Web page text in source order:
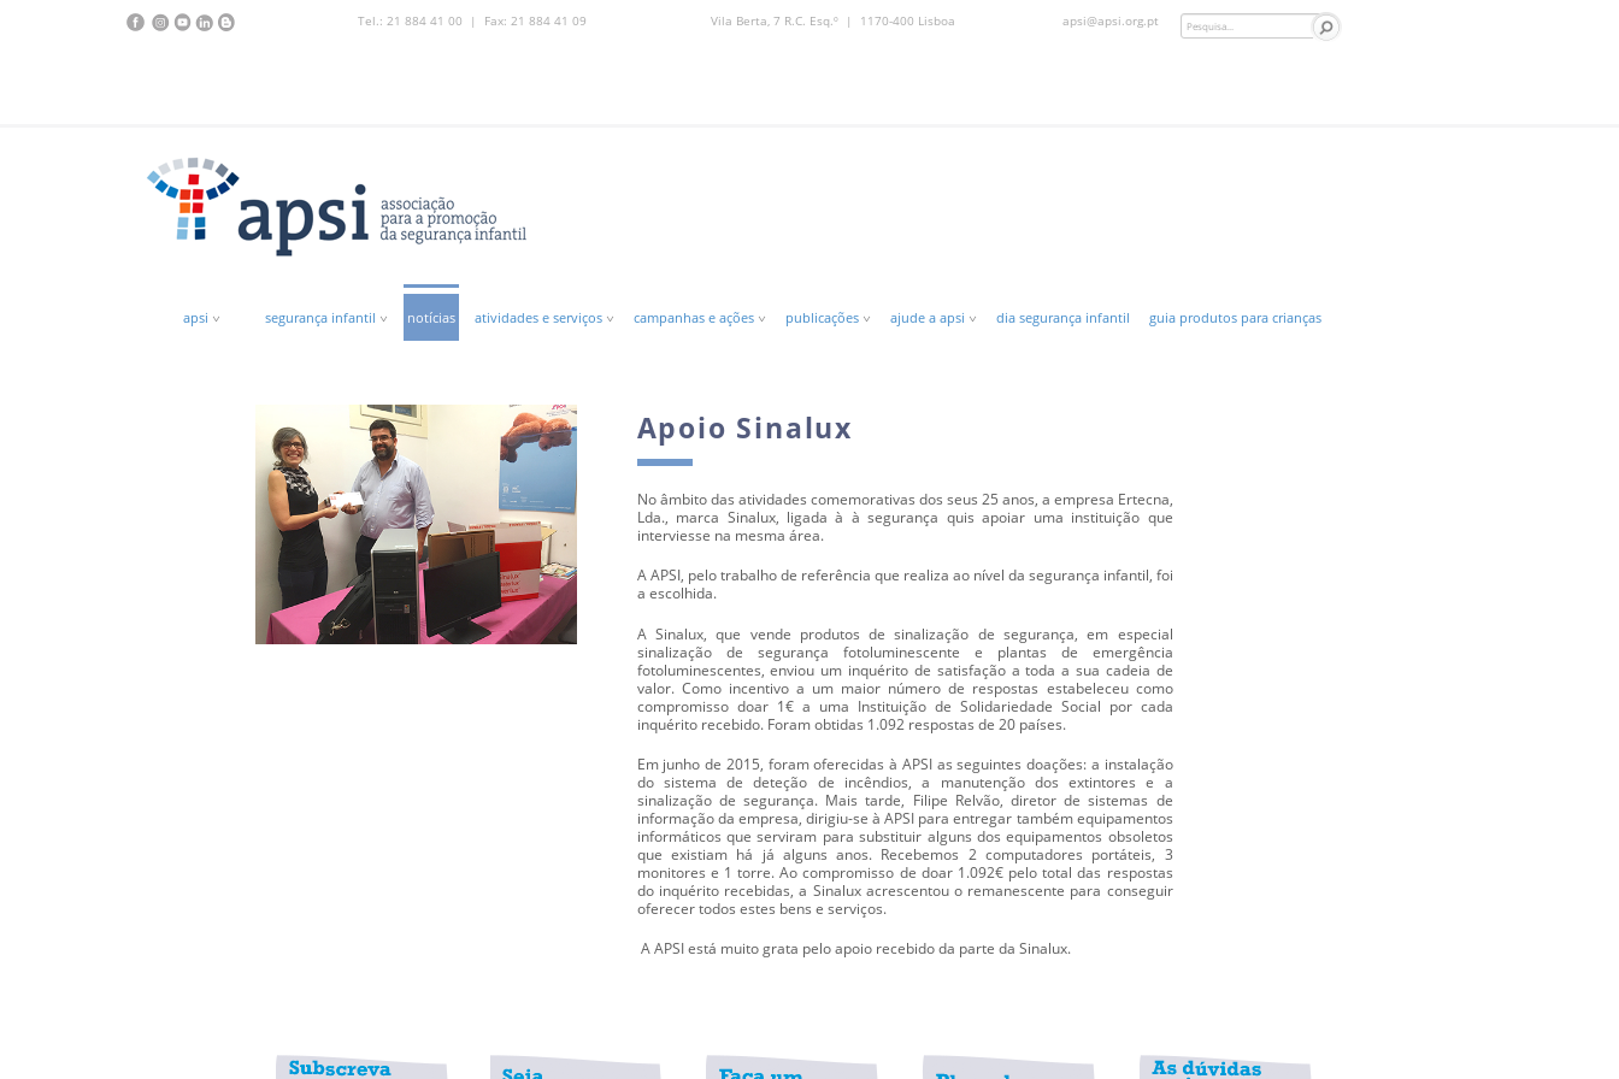
Tel.: 21 884 41 00 | Fax: 21 884 41 09 Vila Berta, 7 R.C. Esq.º | 1170-400 Lisboa apsi@apsi.org.pt
apsi segurança infantil notícias atividades e serviços campanhas e ações publicações ajude a apsi dia segurança infantil guia produtos para crianças
Apoio Sinalux
No âmbito das atividades comemorativas dos seus 25 anos, a empresa Ertecna,
Lda., marca Sinalux, ligada à à segurança quis apoiar uma instituição que
interviesse na mesma área.
A APSI, pelo trabalho de referência que realiza ao nível da segurança infantil, foi
a escolhida.
A Sinalux, que vende produtos de sinalização de segurança, em especial
sinalização de segurança fotoluminescente e plantas de emergência
fotoluminescentes, enviou um inquérito de satisfação a toda a sua cadeia de
valor. Como incentivo a um maior número de respostas estabeleceu como
compromisso doar 1€ a uma Instituição de Solidariedade Social por cada
inquérito recebido. Foram obtidas 1.092 respostas de 20 países.
Em junho de 2015, foram oferecidas à APSI as seguintes doações: a instalação
do sistema de deteção de incêndios, a manutenção dos extintores e a
sinalização de segurança. Mais tarde, Filipe Relvão, diretor de sistemas de
informação da empresa, dirigiu-se à APSI para entregar também equipamentos
informáticos que serviram para substituir alguns dos equipamentos obsoletos
que existiam há já alguns anos. Recebemos 2 computadores portáteis, 3
monitores e 1 torre. Ao compromisso de doar 1.092€ pelo total das respostas
do inquérito recebidas, a Sinalux acrescentou o remanescente para conseguir
oferecer todos estes bens e serviços.
A APSI está muito grata pelo apoio recebido da parte da Sinalux.